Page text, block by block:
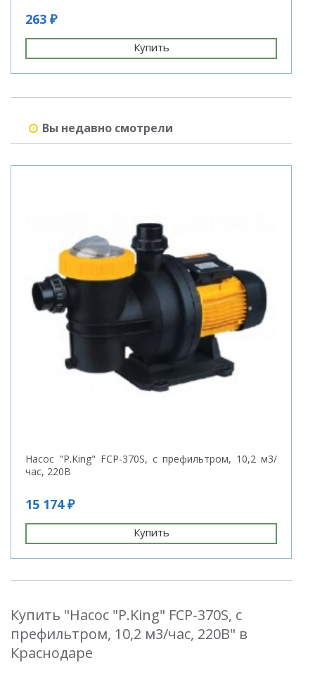
263 ₽
Купить
Вы недавно смотрели
Насос "P.King" FCP-370S, с префильтром, 10,2 м3/
час, 220В
15 174 ₽
Купить
Купить "Насос "P.King" FCP-370S, с
префильтром, 10,2 м3/час, 220В" в
Краснодаре